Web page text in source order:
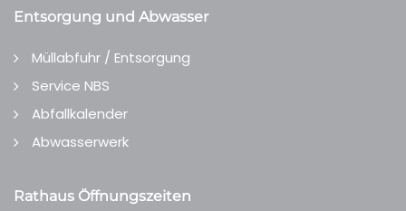
Entsorgung und Abwasser
Müllabfuhr / Entsorgung
Service NBS
Abfallkalender
Abwasserwerk
Rathaus Öffnungszeiten